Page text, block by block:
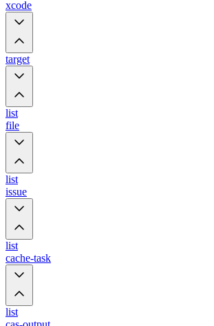
xcode
target
list
file
list
issue
list
cache-task
list